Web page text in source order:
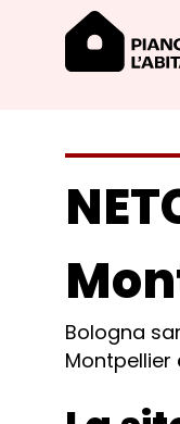
Bologna
Montpellier